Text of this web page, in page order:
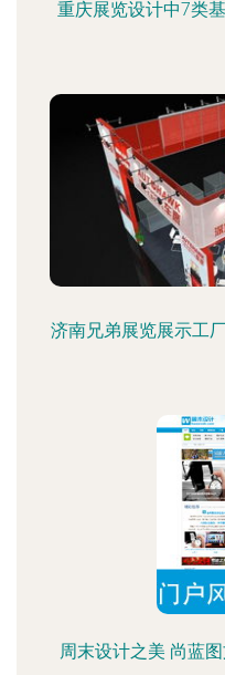
重庆展览设计中7类
济南兄弟展览展示工
周末设计之美 尚蓝